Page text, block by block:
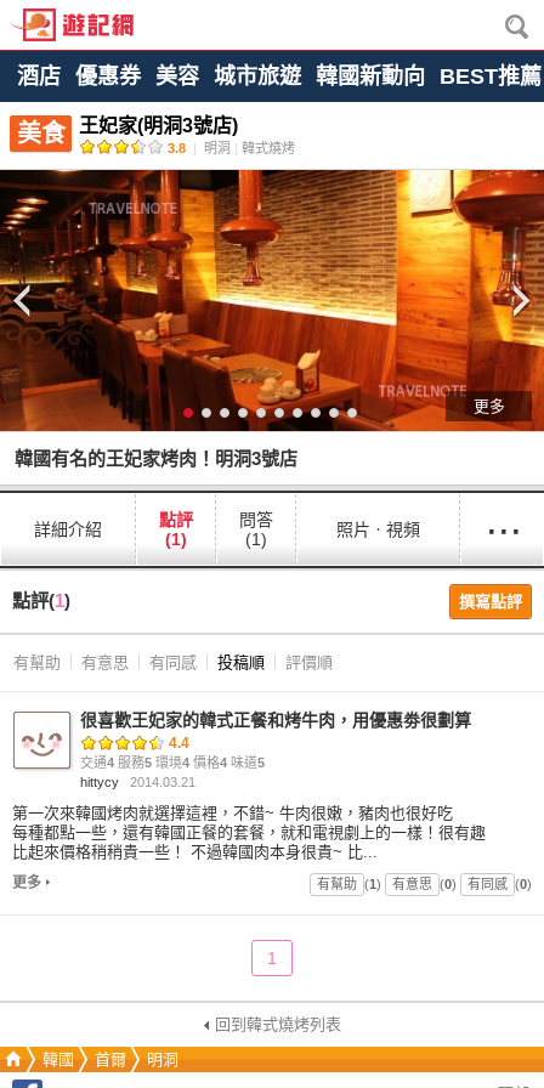
酒店 優惠券 美容 城市旅遊 韓國新動向 BEST推薦
美食 王妃家(明洞3號店)
3.8 | 明洞 | 韓式燒烤
更多
韓國有名的王妃家烤肉！明洞3號店
詳細介紹
點評
(1)
問答
(1)
照片ㆍ視頻 ···
點評(1) 撰寫點評
有幫助 有意思 有同感 投稿順 評價順
很喜歡王妃家的韓式正餐和烤牛肉，用優惠劵很劃算
4.4
交通4 服務5 環境4 價格4 味道5
hittycy
2014.03.21
第一次來韓國烤肉就選擇這裡，不錯~ 牛肉很嫩，豬肉也很好吃
每種都點一些，還有韓國正餐的套餐，就和電視劇上的一樣！很有趣
比起來價格稍稍貴一些！ 不過韓國肉本身很貴~ 比...
更多 有幫助 (1) 有意思 (0) 有同感 (0)
1
回到韓式燒烤列表
韓國
首爾
明洞